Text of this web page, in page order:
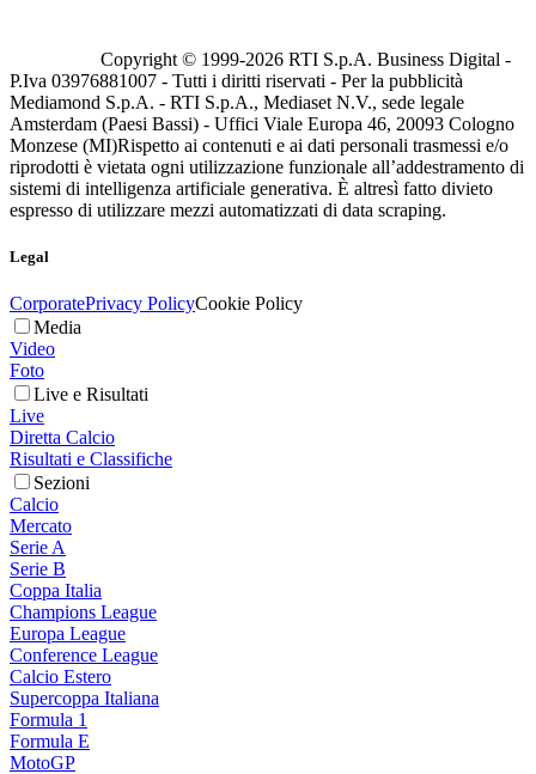
Copyright © 1999-2026 RTI S.p.A. Business Digital -
P.Iva 03976881007 - Tutti i diritti riservati - Per la pubblicità
Mediamond S.p.A. - RTI S.p.A., Mediaset N.V., sede legale
Amsterdam (Paesi Bassi) - Uffici Viale Europa 46, 20093 Cologno
Monzese (MI)Rispetto ai contenuti e ai dati personali trasmessi e/o
riprodotti è vietata ogni utilizzazione funzionale all’addestramento di
sistemi di intelligenza artificiale generativa. È altresì fatto divieto
espresso di utilizzare mezzi automatizzati di data scraping.
Legal
CorporatePrivacy PolicyCookie Policy
Media
Video
Foto
Live e Risultati
Live
Diretta Calcio
Risultati e Classifiche
Sezioni
Calcio
Mercato
Serie A
Serie B
Coppa Italia
Champions League
Europa League
Conference League
Calcio Estero
Supercoppa Italiana
Formula 1
Formula E
MotoGP